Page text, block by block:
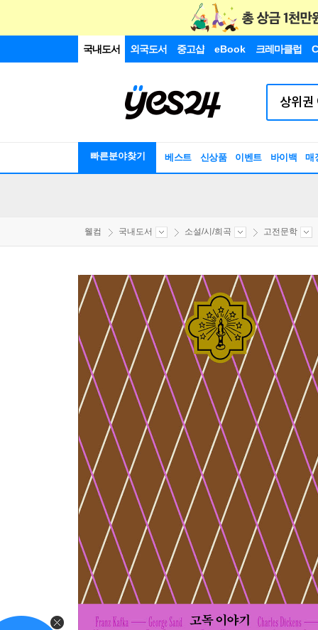
국내도서 외국도서 중고샵 eBook 크레마클럽
빠른분야찾기 베스트 신상품 이벤트 바이백 매
웰컴 국내도서 소설/시/희곡 고전문학